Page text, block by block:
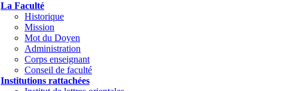
La Faculté
Historique
Mission
Mot du Doyen
Administration
Corps enseignant
Conseil de faculté
Institutions rattachées